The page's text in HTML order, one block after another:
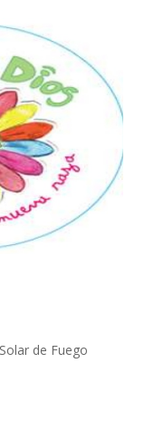
de Fuego